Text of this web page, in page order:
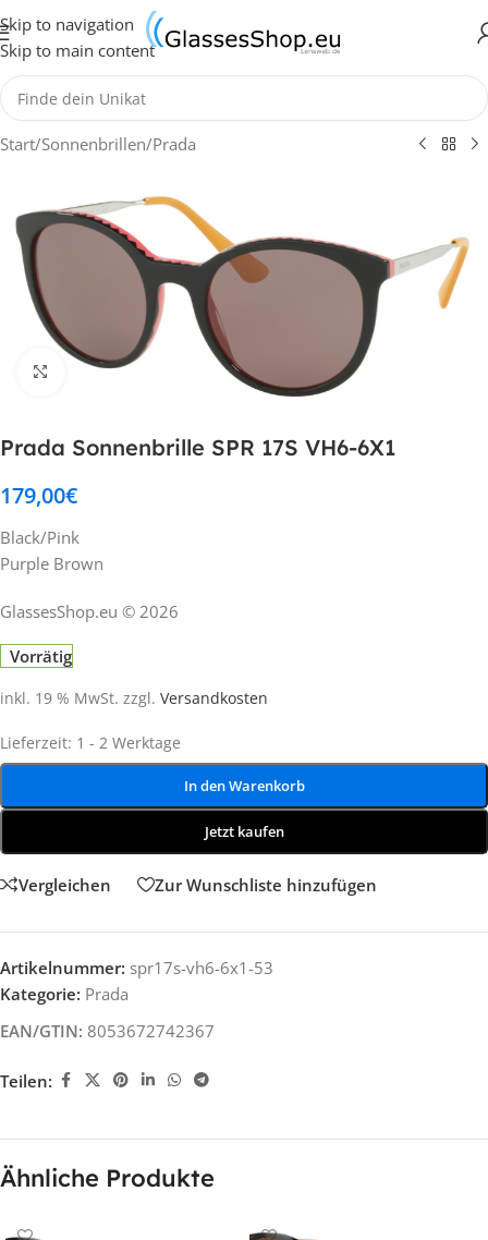
Skip to navigation
Skip to main content
Start/Sonnenbrillen/Prada
Klick zum Vergrößern
Prada Sonnenbrille SPR 17S VH6-6X1
179,00€
Black/Pink
Purple Brown
GlassesShop.eu © 2026
Vorrätig
inkl. 19 % MwSt. zzgl. Versandkosten
Lieferzeit: 1 - 2 Werktage
In den Warenkorb
Jetzt kaufen
Vergleichen Zur Wunschliste hinzufügen
Artikelnummer: spr17s-vh6-6x1-53
Kategorie: Prada
EAN/GTIN: 8053672742367
Teilen:
Ähnliche Produkte